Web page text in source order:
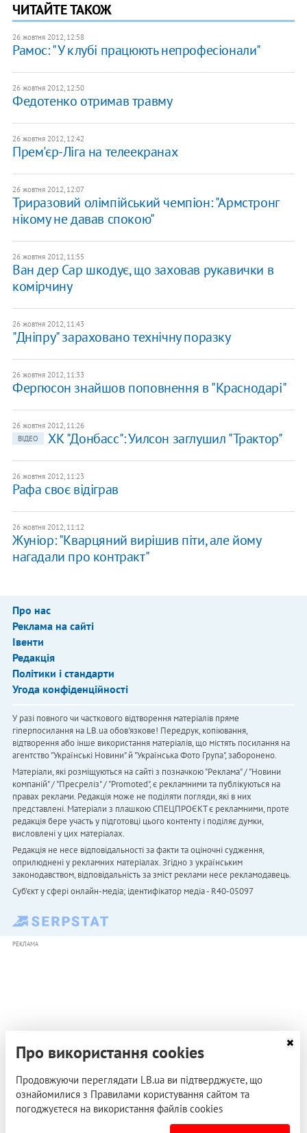
ЧИТАЙТЕ ТАКОЖ
26 жовтня 2012, 12:58
Рамос: "У клубі працюють непрофесіонали"
26 жовтня 2012, 12:50
Федотенко отримав травму
26 жовтня 2012, 12:42
Прем'єр-Ліга на телеекранах
26 жовтня 2012, 12:07
Триразовий олімпійський чемпіон: "Армстронг
нікому не давав спокою"
26 жовтня 2012, 11:55
Ван дер Сар шкодує, що заховав рукавички в
комірчину
26 жовтня 2012, 11:43
"Дніпру" зараховано технічну поразку
26 жовтня 2012, 11:33
Фергюсон знайшов поповнення в "Краснодарі"
26 жовтня 2012, 11:26
ВІДЕО
ХК "Донбасс": Уилсон заглушил "Трактор"
26 жовтня 2012, 11:23
Рафа своє відіграв
26 жовтня 2012, 11:12
Жуніор: "Кварцяний вирішив піти, але йому
нагадали про контракт"
Про нас
Реклама на сайті
Івенти
Редакція
Політики і стандарти
Угода конфіденційності
У разі повного чи часткового відтворення матеріалів пряме
гіперпосилання на LB.ua обов'язкове! Передрук, копіювання,
відтворення або інше використання матеріалів, що містять посилання на
агентство "Українськi Новини" й "Українська Фото Група", заборонено.
Матеріали, які розміщуються на сайті з позначкою "Реклама" / "Новини
компаній" / "Пресреліз" / "Promoted", є рекламними та публікуються на
правах реклами. Редакція може не поділяти погляди, які в них
представлені. Матеріали з плашкою СПЕЦПРОЄКТ є рекламними, проте
редакція бере участь у підготовці цього контенту і поділяє думки,
висловлені у цих матеріалах.
Редакція не несе відповідальності за факти та оціночні судження,
оприлюднені у рекламних матеріалах. Згідно з українським
законодавством, відповідальність за зміст реклами несе рекламодавець.
Cуб'єкт у сфері онлайн-медіа; ідентифікатор медіа - R40-05097
РЕКЛАМА
Про використання cookies
Продовжуючи переглядати LB.ua ви підтверджуєте, що
ознайомилися з Правилами користування сайтом та
погоджуєтеся на використання файлів cookies